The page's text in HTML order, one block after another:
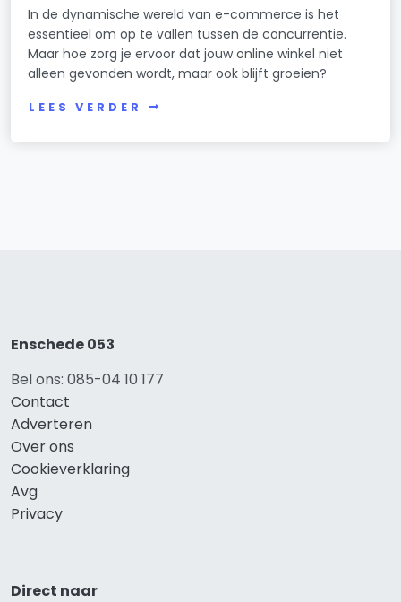
In de dynamische wereld van e-commerce is het
essentieel om op te vallen tussen de concurrentie.
Maar hoe zorg je ervoor dat jouw online winkel niet
alleen gevonden wordt, maar ook blijft groeien?
LEES VERDER
Enschede 053
Bel ons: 085-04 10 177
Contact
Adverteren
Over ons
Cookieverklaring
Avg
Privacy
Direct naar